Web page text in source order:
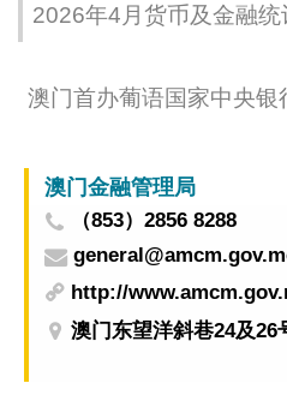
2026年4月货币及金融统
澳门首办葡语国家中央
澳门金融管理局
（853）2856 8288
http://
澳门东望洋斜巷24及26